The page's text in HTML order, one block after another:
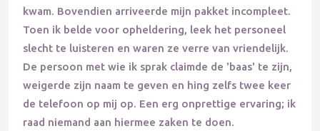
kwam. Bovendien arriveerde mijn pakket incompleet.
Toen ik belde voor opheldering, leek het personeel
slecht te luisteren en waren ze verre van vriendelijk.
De persoon met wie ik sprak claimde de 'baas' te zijn,
weigerde zijn naam te geven en hing zelfs twee keer
de telefoon op mij op. Een erg onprettige ervaring; ik
raad niemand aan hiermee zaken te doen.